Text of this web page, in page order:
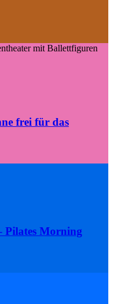
frei für das
Pilates Morning